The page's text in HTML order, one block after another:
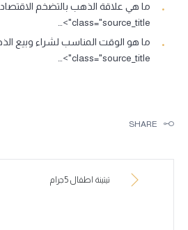
class="source_title">…
class="source_title">…
SHARE
تيتينة اطفال 5جرام